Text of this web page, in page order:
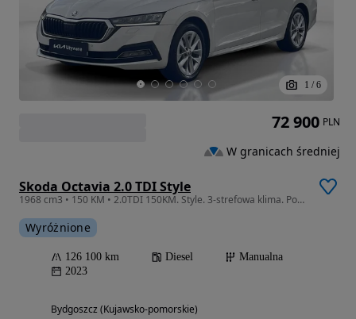
1 / 6
Skoda Octavia 2.0 TDI Style
1968 cm3 • 150 KM • 2.0TDI 150KM. Style. 3-strefowa klima. Podgrzewane fotele przód i tył.
Wyróżnione
126 100 km Diesel
Manualna
2023
Bydgoszcz (Kujawsko-pomorskie)
72 900 PLN
W granicach średniej